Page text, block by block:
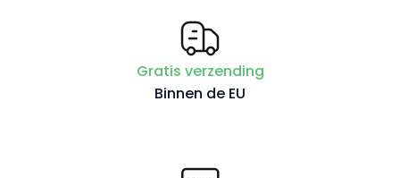
Gratis verzending
Binnen de EU